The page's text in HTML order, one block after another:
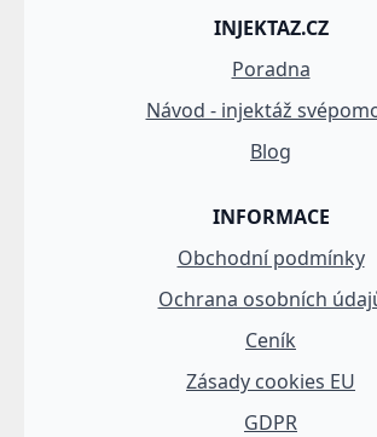
INJEKTAZ.CZ
Poradna
Návod - injektáž
Blog
INFORMACE
Obchodní podmínky
Ochrana osobních
Ceník
Zásady cookies EU
GDPR